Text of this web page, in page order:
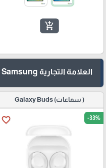
add_shopping_cart
العلامة التجارية Samsung
( سماعات) Galaxy Buds
favorite_border -33%